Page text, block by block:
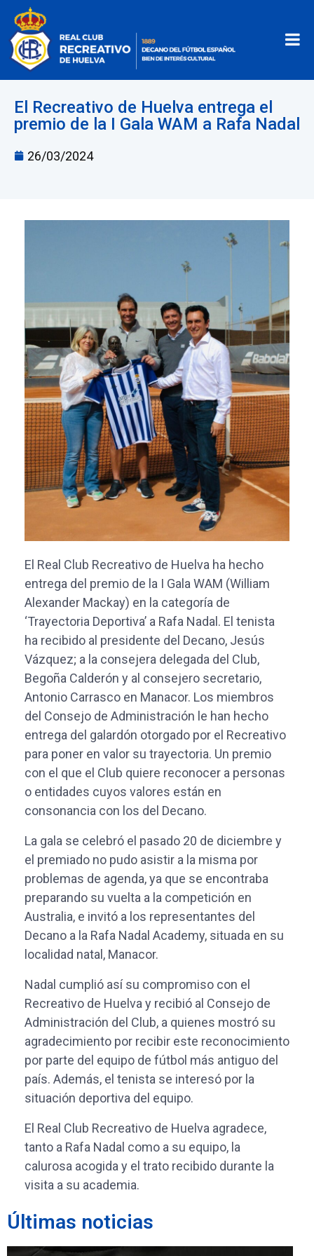
El Recreativo de Huelva entrega el
premio de la I Gala WAM a Rafa Nadal
26/03/2024
El Real Club Recreativo de Huelva ha hecho
entrega del premio de la I Gala WAM (William
Alexander Mackay) en la categoría de
‘Trayectoria Deportiva’ a Rafa Nadal. El tenista
ha recibido al presidente del Decano, Jesús
Vázquez; a la consejera delegada del Club,
Begoña Calderón y al consejero secretario,
Antonio Carrasco en Manacor. Los miembros
del Consejo de Administración le han hecho
entrega del galardón otorgado por el Recreativo
para poner en valor su trayectoria. Un premio
con el que el Club quiere reconocer a personas
o entidades cuyos valores están en
consonancia con los del Decano.
La gala se celebró el pasado 20 de diciembre y
el premiado no pudo asistir a la misma por
problemas de agenda, ya que se encontraba
preparando su vuelta a la competición en
Australia, e invitó a los representantes del
Decano a la Rafa Nadal Academy, situada en su
localidad natal, Manacor.
Nadal cumplió así su compromiso con el
Recreativo de Huelva y recibió al Consejo de
Administración del Club, a quienes mostró su
agradecimiento por recibir este reconocimiento
por parte del equipo de fútbol más antiguo del
país. Además, el tenista se interesó por la
situación deportiva del equipo.
El Real Club Recreativo de Huelva agradece,
tanto a Rafa Nadal como a su equipo, la
calurosa acogida y el trato recibido durante la
visita a su academia.
Últimas noticias